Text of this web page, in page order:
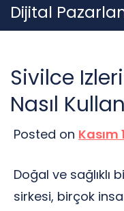
Skip
to
Dijital
Sivilce
Nasıl
Posted on Kasım
Doğal ve sağlıklı
sirkesi, birçok